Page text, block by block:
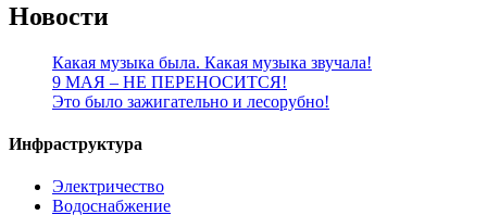
Новости
Какая музыка была. Какая музыка звучала!
9 МАЯ – НЕ ПЕРЕНОСИТСЯ!
Это было зажигательно и лесорубно!
Инфраструктура
Электричество
Водоснабжение